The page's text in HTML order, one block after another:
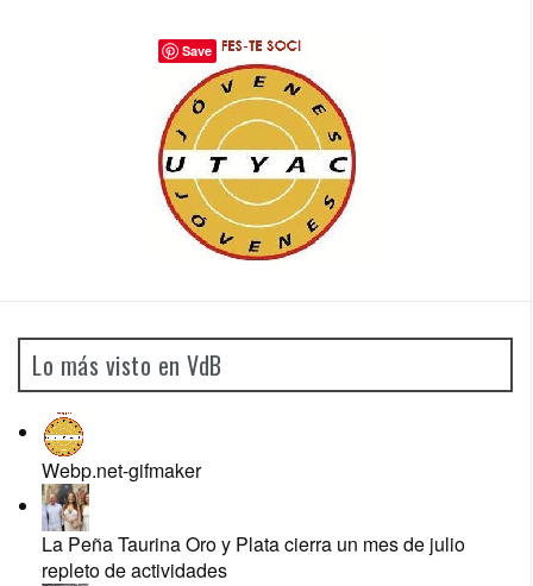
Lo más visto en VdB
Webp.net-gifmaker
La Peña Taurina Oro y Plata cierra un mes de julio
repleto de actividades
Save